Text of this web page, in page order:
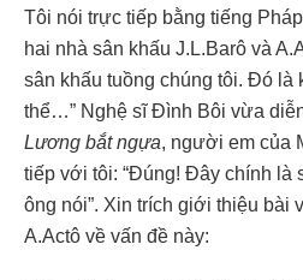
Tôi nói trực tiếp bằng tiếng
hai nhà sân khấu J.L.Barô và
sân khấu tuồng chúng tôi. Đó là
thể…” Nghệ sĩ Đình Bôi vừa
Lương bắtngựa, người em của
tiếp với tôi: “Đúng! Đây chính là
ông nói”. Xin trích giới thiệu bài
A.Actô về vấn đề này: